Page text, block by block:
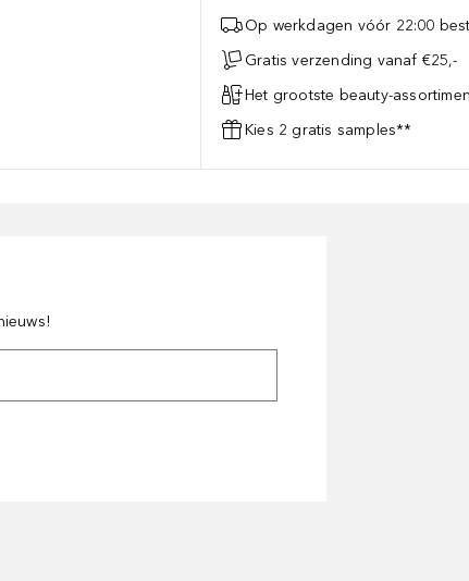
Op werkdagen vóór 22:00
Gratis verzending vanaf €25,-
Het grootste beauty-
Kies 2 gratis samples**